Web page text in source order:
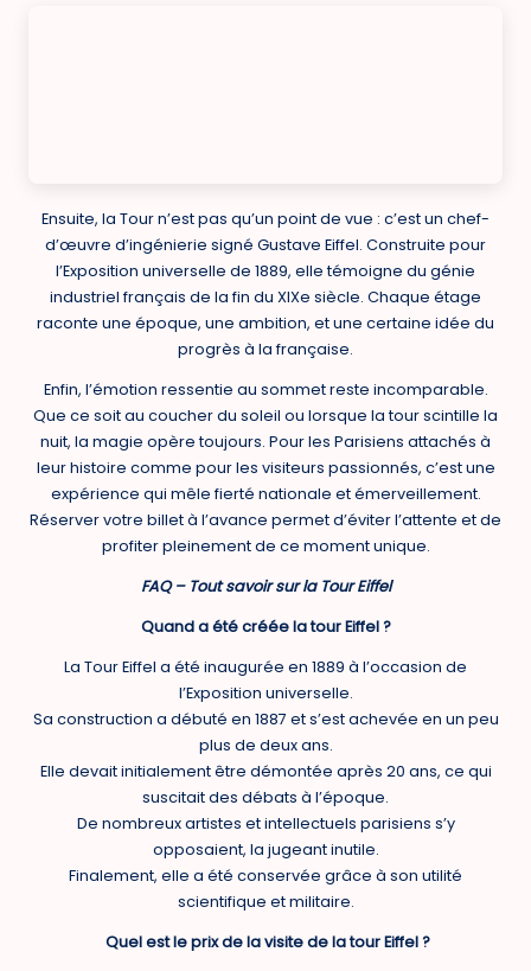
Ensuite, la Tour n’est pas qu’un point de vue : c’est un chef-
d’œuvre d’ingénierie signé Gustave Eiffel. Construite pour
l’Exposition universelle de 1889, elle témoigne du génie
industriel français de la fin du XIXe siècle. Chaque étage
raconte une époque, une ambition, et une certaine idée du
progrès à la française.
Enfin, l’émotion ressentie au sommet reste incomparable.
Que ce soit au coucher du soleil ou lorsque la tour scintille la
nuit, la magie opère toujours. Pour les Parisiens attachés à
leur histoire comme pour les visiteurs passionnés, c’est une
expérience qui mêle fierté nationale et émerveillement.
Réserver votre billet à l’avance permet d’éviter l’attente et de
profiter pleinement de ce moment unique.
FAQ – Tout savoir sur la Tour Eiffel
Quand a été créée la tour Eiffel ?
La Tour Eiffel a été inaugurée en 1889 à l’occasion de
l’Exposition universelle.
Sa construction a débuté en 1887 et s’est achevée en un peu
plus de deux ans.
Elle devait initialement être démontée après 20 ans, ce qui
suscitait des débats à l’époque.
De nombreux artistes et intellectuels parisiens s’y
opposaient, la jugeant inutile.
Finalement, elle a été conservée grâce à son utilité
scientifique et militaire.
Quel est le prix de la visite de la tour Eiffel ?